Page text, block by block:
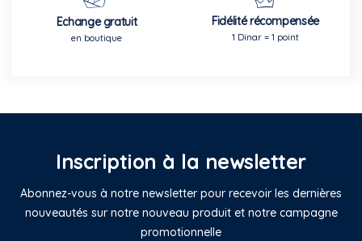
Echange gratuit
en boutique
Fidélité récompensée
1 Dinar = 1 point
Inscription à la newsletter
Abonnez-vous à notre newsletter pour recevoir les dernières
nouveautés sur notre nouveau produit et notre campagne
promotionnelle